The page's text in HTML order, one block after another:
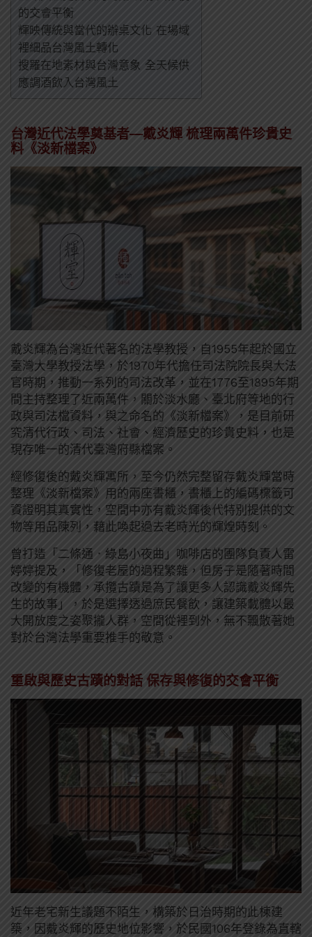
的交會平衡
輝映傳統與當代的辦桌文化 在場域
裡細品台灣風土轉化
搜羅在地素材與台灣意象 全天候供
應調酒飲入台灣風土
台灣近代法學奠基者—戴炎輝 梳理兩萬件珍貴史
料《淡新檔案》
戴炎輝為台灣近代著名的法學教授，自1955年起於國立
臺灣大學教授法學，於1970年代擔任司法院院長與大法
官時期，推動一系列的司法改革，並在1776⾄1895年期
間主持整理了近兩萬件，關於淡⽔廳、臺北府等地的⾏
政與司法檔資料，與之命名的《淡新檔案》，是目前研
究清代⾏政、司法、社會、經濟歷史的珍貴史料，也是
現存唯一的清代臺灣府縣檔案。
經修復後的戴炎輝寓所，至今仍然完整留存戴炎輝當時
整理《淡新檔案》用的兩座書櫃，書櫃上的編碼標籤可
資證明其真實性，空間中亦有戴炎輝後代特別提供的文
物等用品陳列，藉此喚起過去老時光的輝煌時刻。
曾打造「二條通．綠島小夜曲」咖啡店的團隊負責人雷
婷婷提及，「修復老屋的過程繁雜，但房子是隨著時間
改變的有機體，承攬古蹟是為了讓更多人認識戴炎輝先
生的故事」，於是選擇透過庶民餐飲，讓建築載體以最
大開放度之姿聚攏人群，空間從裡到外，無不飄散著她
對於台灣法學重要推手的敬意。
重啟與歷史古蹟的對話 保存與修復的交會平衡
近年老宅新生議題不陌生，構築於日治時期的此棟建
築，因戴炎輝的歷史地位影響，於民國106年登錄為直轄